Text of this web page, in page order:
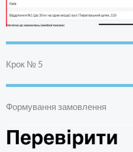
Крок № 5
Формування замовлення